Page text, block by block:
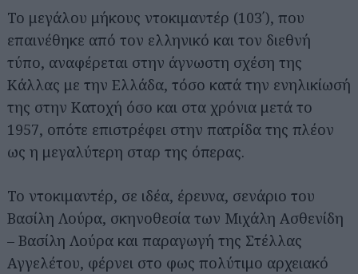
Το μεγάλου μήκους ντοκιμαντέρ (103΄), που
επαινέθηκε από τον ελληνικό και τον διεθνή
τύπο, αναφέρεται στην άγνωστη σχέση της
Κάλλας με την Ελλάδα, τόσο κατά την ενηλικίωσή
της στην Κατοχή όσο και στα χρόνια μετά το
1957, οπότε επιστρέφει στην πατρίδα της πλέον
ως η μεγαλύτερη σταρ της όπερας.
Το ντοκιμαντέρ, σε ιδέα, έρευνα, σενάριο του
Βασίλη Λούρα, σκηνοθεσία των Μιχάλη Ασθενίδη
– Βασίλη Λούρα και παραγωγή της Στέλλας
Αγγελέτου, φέρνει στο φως πολύτιμο αρχειακό